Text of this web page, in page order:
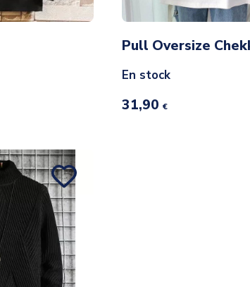
Pull Oversize
En stock
31,90€